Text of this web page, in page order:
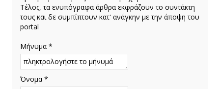
Τέλος, τα ενυπόγραφα άρθρα εκφράζουν το συντάκτη
τους και δε συμπίπτουν κατ' ανάγκην με την άποψη του
portal
Μήνυμα *
Όνομα *